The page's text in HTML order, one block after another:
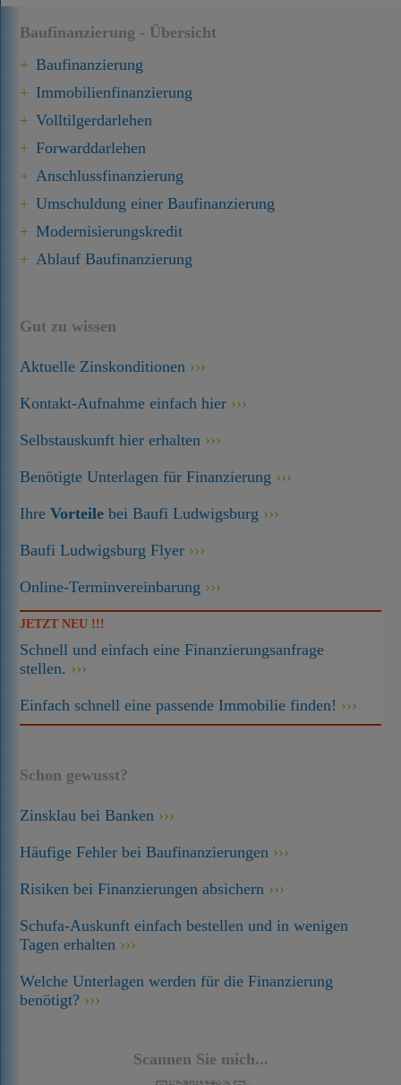
Baufinanzierung - Übersicht
Baufinanzierung
Immobilien­finanzierung
Volltilgerdarlehen
Forward­darlehen
Anschluss­finanzierung
Umschuldung einer Baufinanzierung
Modernisierungskredit
Ablauf Baufinanzierung
Gut zu wissen
Aktuelle Zinskonditionen
Kontakt-Aufnahme einfach hier
Selbstauskunft hier erhalten
Benötigte Unterlagen für Finanzierung
IhreVorteile bei Baufi Ludwigsburg
Baufi Ludwigsburg Flyer
Online-Terminvereinbarung
JETZT NEU !!!
Schnell und einfach eine Finanzierungsanfrage
stellen.
Einfach schnell eine passende Immobilie finden!
Schon gewusst?
Zinsklau bei Banken
Häufige Fehler bei Baufinanzierungen
Risiken bei Finanzierungen absichern
Schufa-Auskunft einfach bestellen und in wenigen
Tagen erhalten
Welche Unterlagen werden für die Finanzierung
benötigt?
Scannen Sie mich...